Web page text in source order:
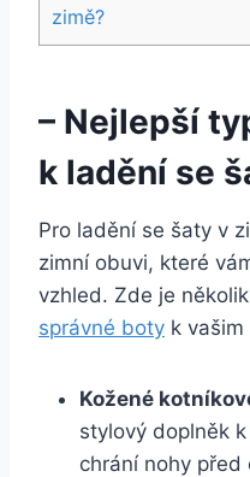
zimě?
– ‍Nejlepší
k ladění se
Pro ladění se⁢ šaty v
zimní⁢ obuvi, ⁣které
vzhled. Zde je
‌správné boty k
Kožené
stylový doplněk
chrání nohy před